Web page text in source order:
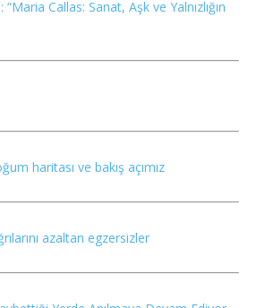
“Maria Callas: Sanat, Aşk ve Yalnızlığın
haritası ve bakış açımız
azaltan egzersizler